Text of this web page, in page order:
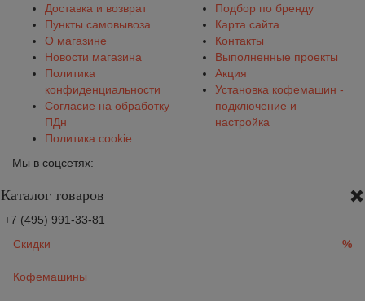
Доставка и возврат
Пункты самовывоза
О магазине
Новости магазина
Политика
конфиденциальности
Согласие на обработку
ПДн
Политика cookie
Подбор по бренду
Карта сайта
Контакты
Выполненные проекты
Акция
Установка кофемашин -
подключение и
настройка
Мы в соцсетях:
Каталог товаров
+7 (495) 991-33-81
Скидки
%
Кофемашины